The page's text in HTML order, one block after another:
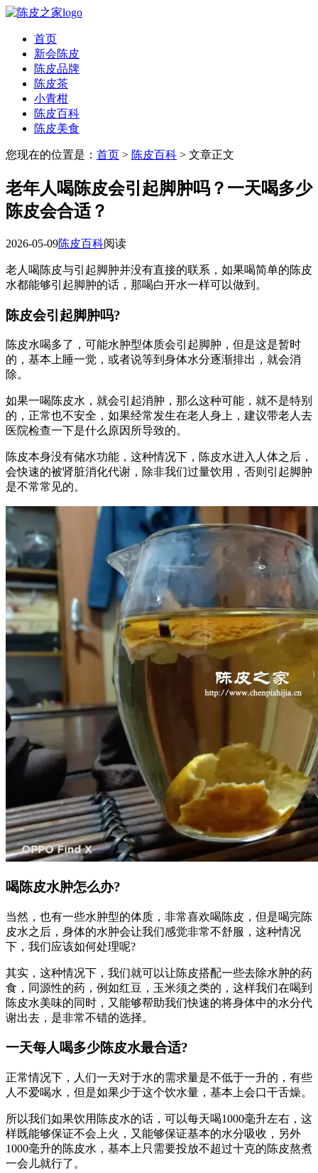
首页
新会陈皮
陈皮品牌
陈皮茶
小青柑
陈皮百科
陈皮美食
您现在的位置是： 首页 > 陈皮百科 > 文章正文
老年人喝陈皮会引起脚肿吗？一天喝多少
陈皮会合适？
2026-05-09陈皮百科阅读
老人喝陈皮与引起脚肿并没有直接的联系，如果喝简单的陈皮
水都能够引起脚肿的话，那喝白开水一样可以做到。
陈皮会引起脚肿吗?
陈皮水喝多了，可能水肿型体质会引起脚肿，但是这是暂时
的，基本上睡一觉，或者说等到身体水分逐渐排出，就会消
除。
如果一喝陈皮水，就会引起消肿，那么这种可能，就不是特别
的，正常也不安全，如果经常发生在老人身上，建议带老人去
医院检查一下是什么原因所导致的。
陈皮本身没有储水功能，这种情况下，陈皮水进入人体之后，
会快速的被肾脏消化代谢，除非我们过量饮用，否则引起脚肿
是不常常见的。
喝陈皮水肿怎么办?
当然，也有一些水肿型的体质，非常喜欢喝陈皮，但是喝完陈
皮水之后，身体的水肿会让我们感觉非常不舒服，这种情况
下，我们应该如何处理呢?
其实，这种情况下，我们就可以让陈皮搭配一些去除水肿的药
食，同源性的药，例如红豆，玉米须之类的，这样我们在喝到
陈皮水美味的同时，又能够帮助我们快速的将身体中的水分代
谢出去，是非常不错的选择。
一天每人喝多少陈皮水最合适?
正常情况下，人们一天对于水的需求量是不低于一升的，有些
人不爱喝水，但是如果少于这个饮水量，基本上会口干舌燥。
所以我们如果饮用陈皮水的话，可以每天喝1000毫升左右，这
样既能够保证不会上火，又能够保证基本的水分吸收，另外
1000毫升的陈皮水，基本上只需要投放不超过十克的陈皮熬煮
一会儿就行了。